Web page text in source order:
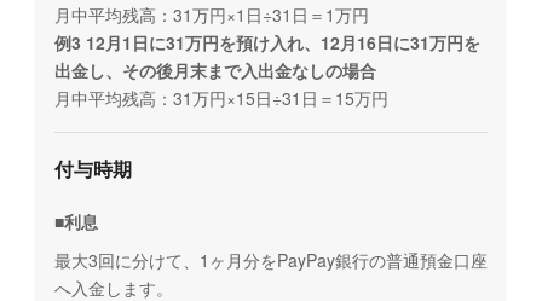
月中平均残高：31万円×1日÷31日＝1万円
例3 12月1日に31万円を預け入れ、12月16日に31万円を
出金し、その後月末まで入出金なしの場合
月中平均残高：31万円×15日÷31日＝15万円
付与時期
■利息
最大3回に分けて、1ヶ月分をPayPay銀行の普通預金口座
へ入金します。